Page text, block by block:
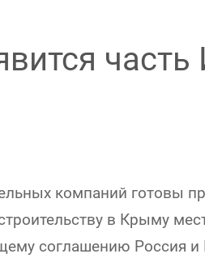
часть
компаний готовы
в Крыму
соглашению Россия